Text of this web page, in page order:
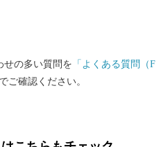
せの多い質問を 「よくある質問（F
ご確認ください。